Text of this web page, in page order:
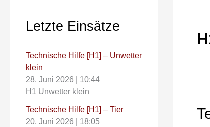
Letzte Einsätze
Technische Hilfe [H1] – Unwetter
klein
28. Juni 2026
10:44
H1 Unwetter klein
Technische Hilfe [H1] – Tier
20. Juni 2026
18:05